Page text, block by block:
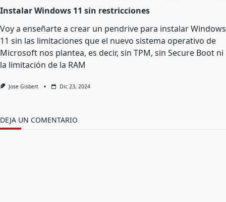
Instalar Windows 11 sin restricciones
Voy a enseñarte a crear un pendrive para instalar Windows
11 sin las limitaciones que el nuevo sistema operativo de
Microsoft nos plantea, es decir, sin TPM, sin Secure Boot ni
la limitación de la RAM
Jose Gisbert Dic 23, 2024
DEJA UN COMENTARIO